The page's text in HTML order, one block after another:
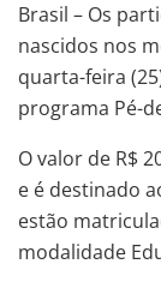
Brasil – Os
nascidos nos
quarta-feira
programa Pé-
O valor de R$
e é destinado
estão
modalidade